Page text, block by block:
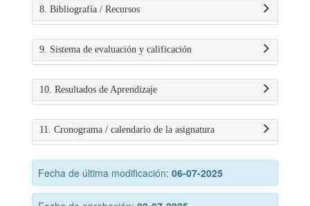
8. Bibliografía / Recursos
9. Sistema de evaluación y calificación
10. Resultados de Aprendizaje
11. Cronograma / calendario de la asignatura
Fecha de última modificación: 06-07-2025